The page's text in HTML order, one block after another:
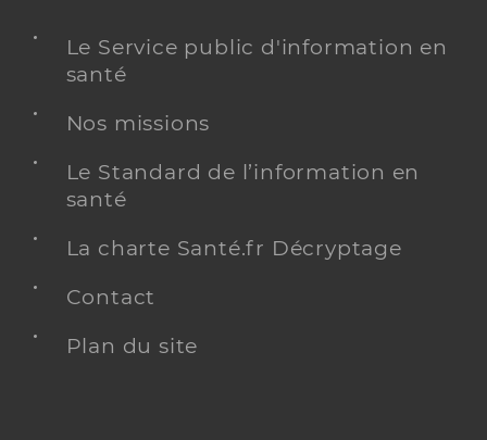
Le Service public d'information en
santé
Nos missions
Le Standard de l’information en
santé
La charte Santé.fr Décryptage
Contact
Plan du site